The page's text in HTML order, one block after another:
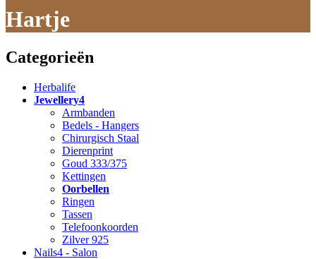
Hartje
Categorieën
Herbalife
Jewellery4
Armbanden
Bedels - Hangers
Chirurgisch Staal
Dierenprint
Goud 333/375
Kettingen
Oorbellen
Ringen
Tassen
Telefoonkoorden
Zilver 925
Nails4 - Salon